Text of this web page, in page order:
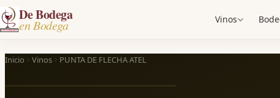
De Bodega
en Bodega Vinos
Inicio Vinos PUNTA DE FLECHA ATEL